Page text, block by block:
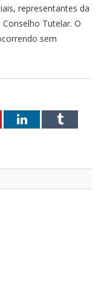
representantes da
Tutelar. O
sem
LinkedInTumblr